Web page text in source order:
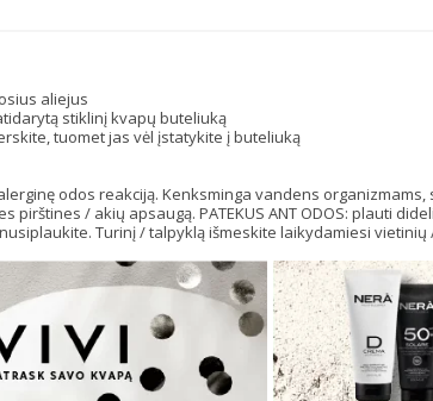
aliejus
stiklinį kvapų buteliuką
tuomet jas vėl įstatykite į buteliuką
odos reakciją. Kenksminga vandens
/ akių apsaugą. PATEKUS ANT ODOS: plauti
Turinį / talpyklą išmeskite laikydamiesi